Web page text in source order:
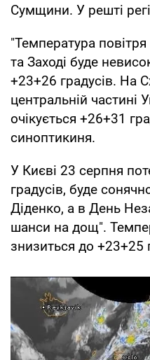
Сумщини. У решті
"Температура
та Заході буде
+23+26 градусів. На
центральній частині
очікується +26+31
синоптикиня.
У Києві 23 серпня
градусів, буде
Діденко, а в День
шанси на дощ".
знизиться до +23+25